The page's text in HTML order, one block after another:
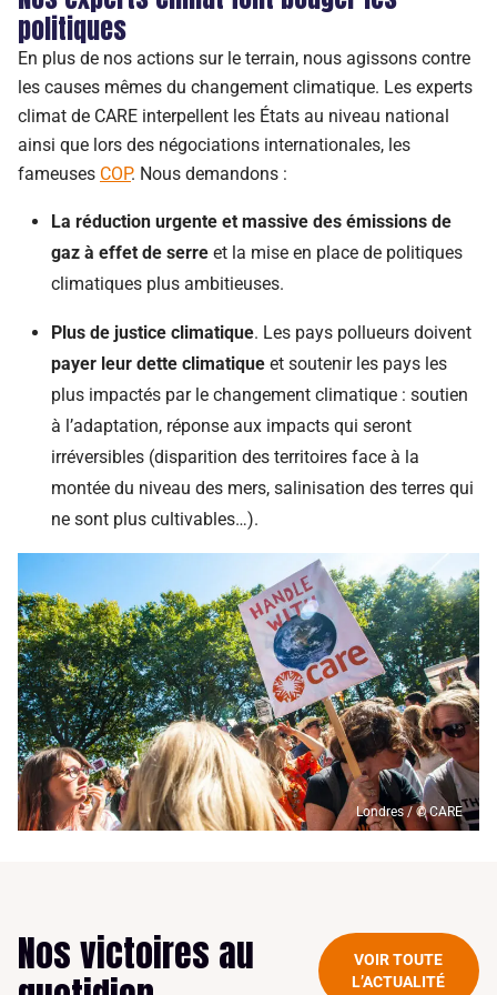
politiques
En plus de nos actions sur le terrain, nous agissons contre
les causes mêmes du changement climatique. Les experts
climat de CARE interpellent les États au niveau national
ainsi que lors des négociations internationales, les
fameuses COP. Nous demandons :
La réduction urgente et massive des émissions de
gaz à effet de serre et la mise en place de politiques
climatiques plus ambitieuses.
Plus de justice climatique. Les pays pollueurs doivent
payer leur dette climatique et soutenir les pays les
plus impactés par le changement climatique : soutien
à l’adaptation, réponse aux impacts qui seront
irréversibles (disparition des territoires face à la
montée du niveau des mers, salinisation des terres qui
ne sont plus cultivables…).
Londres / © CARE
Nos victoires au
VOIR TOUTE
L’ACTUALITÉ